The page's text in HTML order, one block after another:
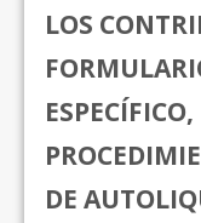
LOS
DE